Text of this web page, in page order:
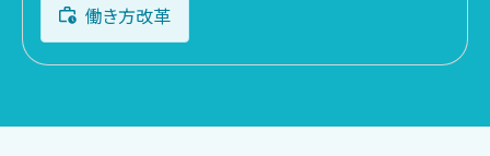
働き方改革